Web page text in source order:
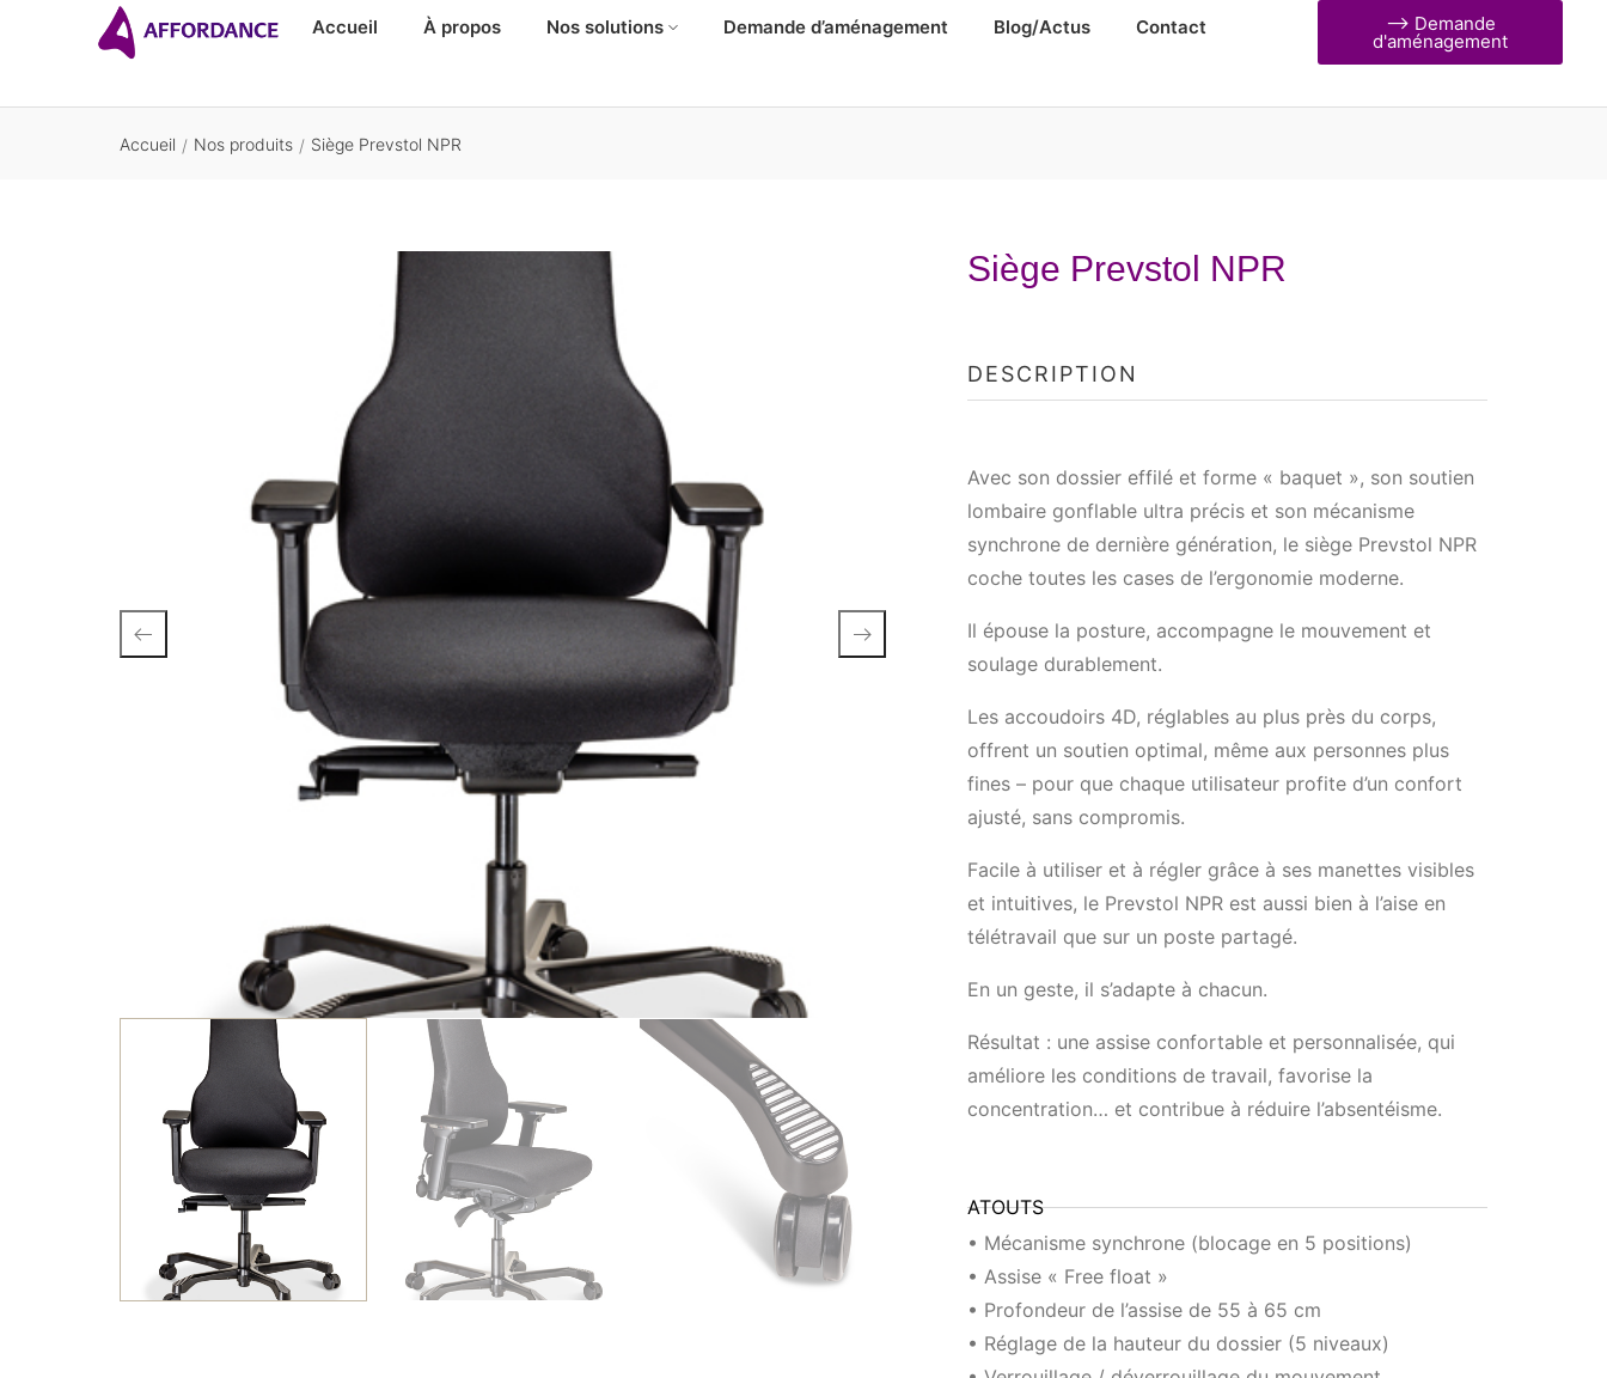
Accueil À propos Nos solutions Demande d’aménagement Blog/Actus Contact ⟶ Demande
d'aménagement
Accueil / Nos produits / Siège Prevstol NPR
Siège Prevstol NPR
DESCRIPTION
Avec son dossier effilé et forme « baquet », son soutien
lombaire gonflable ultra précis et son mécanisme
synchrone de dernière génération, le siège Prevstol NPR
coche toutes les cases de l’ergonomie moderne.
Il épouse la posture, accompagne le mouvement et
soulage durablement.
Les accoudoirs 4D, réglables au plus près du corps,
offrent un soutien optimal, même aux personnes plus
fines – pour que chaque utilisateur profite d’un confort
ajusté, sans compromis.
Facile à utiliser et à régler grâce à ses manettes visibles
et intuitives, le Prevstol NPR est aussi bien à l’aise en
télétravail que sur un poste partagé.
En un geste, il s’adapte à chacun.
Résultat : une assise confortable et personnalisée, qui
améliore les conditions de travail, favorise la
concentration… et contribue à réduire l’absentéisme.
ATOUTS
• Mécanisme synchrone (blocage en 5 positions)
• Assise « Free float »
• Profondeur de l’assise de 55 à 65 cm
• Réglage de la hauteur du dossier (5 niveaux)